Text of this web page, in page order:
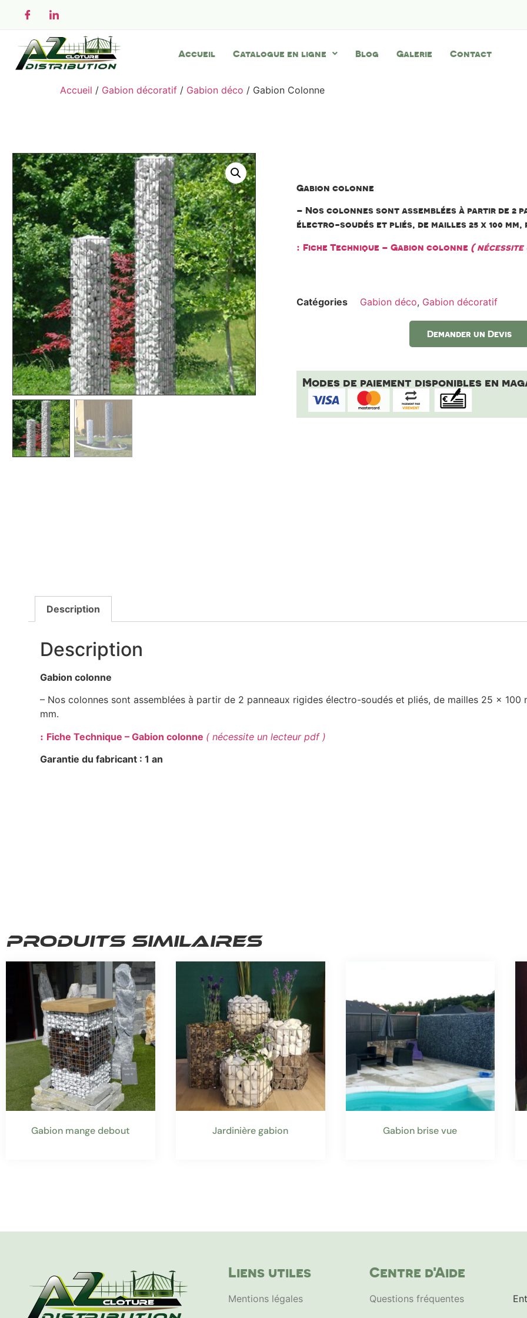
Accueil Catalogue en ligne Blog Galerie Contact
Accueil / Gabion décoratif / Gabion déco / Gabion Colonne
Gabion colonne
– Nos colonnes sont assemblées à partir de 2
électro-soudés et pliés, de mailles 25 x 100 mm,
: Fiche Technique – Gabion colonne (
Catégories Gabion déco, Gabion décoratif
Demander un Devis
Modes de paiement disponibles en
Description
Description
Gabion colonne
– Nos colonnes sont assemblées à partir de 2 panneaux rigides électro-soudés et pliés, de mailles 25 x 100
mm.
: Fiche Technique – Gabion colonne ( nécessite un lecteur pdf )
Garantie du fabricant : 1 an
Produits similaires
Gabion mange debout Jardinière gabion Gabion brise vue
Liens utiles
Mentions légales
Centre d'Aide
Questions fréquentes